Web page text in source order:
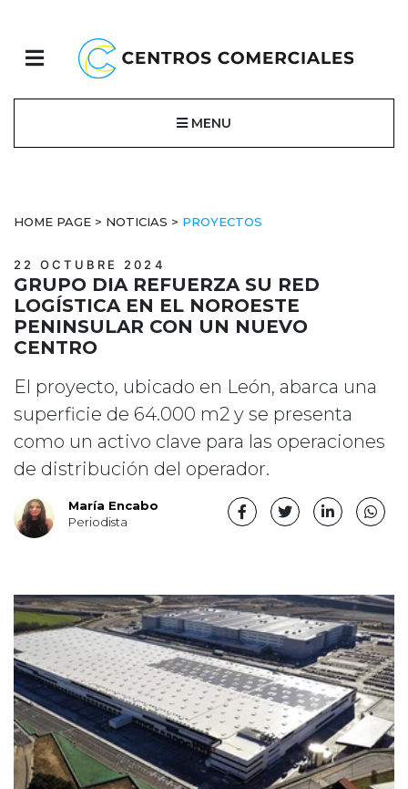
MENU
HOME PAGE > NOTICIAS > PROYECTOS
22 OCTUBRE 2024
GRUPO DIA REFUERZA SU RED
LOGÍSTICA EN EL NOROESTE
PENINSULAR CON UN NUEVO
CENTRO
El proyecto, ubicado en León, abarca una
superficie de 64.000 m2 y se presenta
como un activo clave para las operaciones
de distribución del operador.
María Encabo
Periodista